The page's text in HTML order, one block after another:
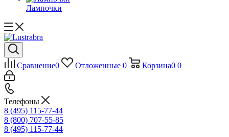
Лампочки
Сравнение0 Отложенные 0 Корзина0 0
Телефоны
8 (495) 115-77-44
8 (800) 707-55-85
8 (495) 115-77-44